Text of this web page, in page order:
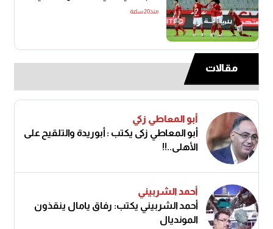
منذ20 ساعة
مقالات
أبو المعاطي زكي
أبو المعاطي زكى يكتب : أبوريدة والتلقيح على
الأهلى..!!
أحمد الشربيني
أحمد الشربيني يكتب: رفاق يامال ينقذون
المونديال